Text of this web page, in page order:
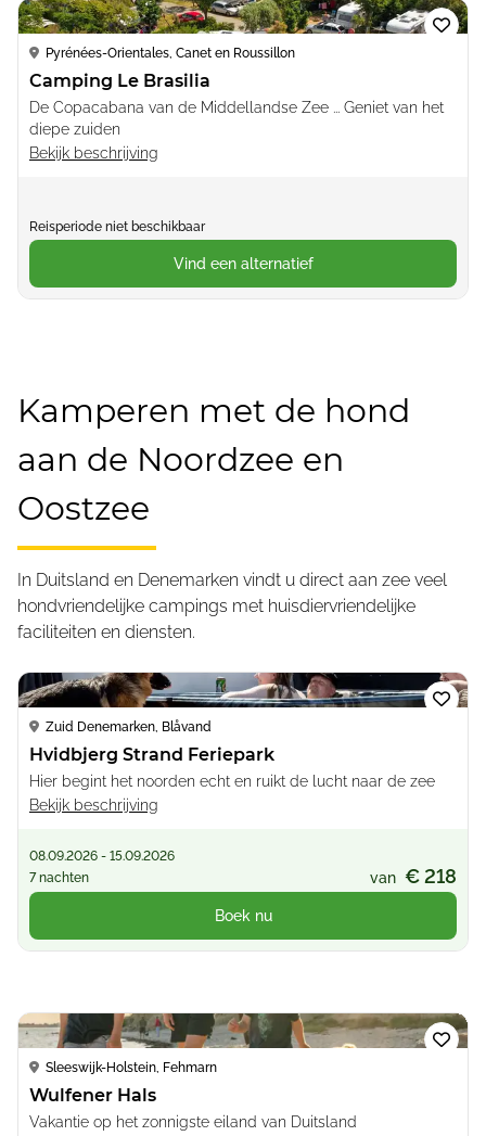
Loading...
Pyrénées-Orientales, Canet en Roussillon
Camping Le Brasilia
De Copacabana van de Middellandse Zee ... Geniet van het
diepe zuiden
Bekijk beschrijving
Reisperiode niet beschikbaar
Vind een alternatief
Kamperen met de hond
aan de Noordzee en
Oostzee
In Duitsland en Denemarken vindt u direct aan zee veel
hondvriendelijke campings met huisdiervriendelijke
faciliteiten en diensten.
Loading...
Zuid Denemarken, Blåvand
Hvidbjerg Strand Feriepark
Hier begint het noorden echt en ruikt de lucht naar de zee
Bekijk beschrijving
08.09.2026 - 15.09.2026
7 nachten
van € 218
Boek nu
Loading...
Sleeswijk-Holstein, Fehmarn
Wulfener Hals
Vakantie op het zonnigste eiland van Duitsland